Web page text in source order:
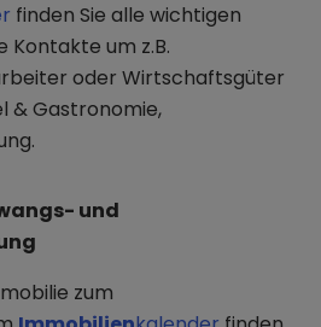
finden Sie alle wichtigen
Kontakte um z.B.
oder Wirtschaftsgüter
& Gastronomie,
und
zum